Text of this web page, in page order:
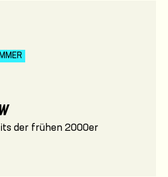
der frühen 2000er